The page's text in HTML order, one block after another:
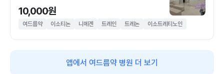
10,000원
여드름약 이소티논 니메겐 트레인 트레논 이소트레티노인
앱에서 여드름약 병원 더 보기